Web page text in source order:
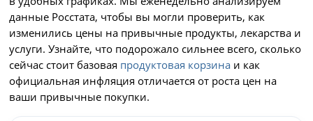
данные Росстата, чтобы вы могли проверить, как
изменились цены на привычные продукты, лекарства и
услуги. Узнайте, что подорожало сильнее всего, сколько
сейчас стоит базовая продуктовая корзина и как
официальная инфляция отличается от роста цен на
ваши привычные покупки.